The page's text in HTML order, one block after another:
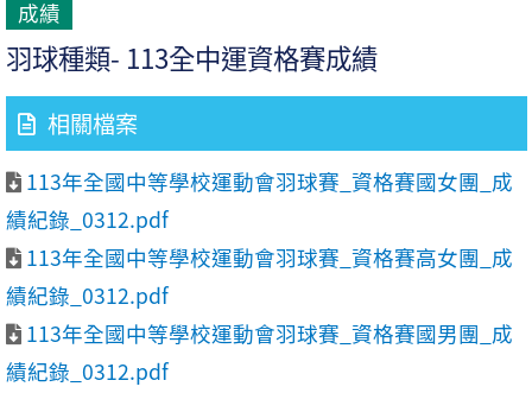
成績
羽球種類- 113全中運資格賽成績
相關檔案
113年全國中等學校運動會羽球賽_資格賽國女團_成
績紀錄_0312.pdf
113年全國中等學校運動會羽球賽_資格賽高女團_成
績紀錄_0312.pdf
113年全國中等學校運動會羽球賽_資格賽國男團_成
績紀錄_0312.pdf